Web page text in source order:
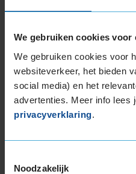
We gebruiken cookies voor
We gebruiken cookies voor
websiteverkeer, het bieden
social media) en het
advertenties. Meer info lees
privacyverklaring.
Noodzakelijk
17-inch banden
205/45R17 88V EXTRALOAD
205/50R17 93H EXTRALOAD
205/50R17 93V EXTRALOAD
205/55R17 95V EXTRALOAD
205/60R17 93H
215/50R17 95V EXTRALOAD